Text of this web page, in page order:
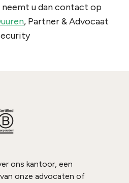
u dan contact op
, Partner & Advocaat
ons kantoor, een
onze advocaten of